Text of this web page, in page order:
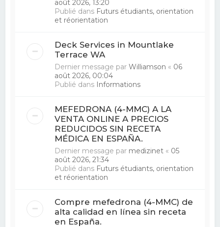
août 2026, 13:20
Publié dans Futurs étudiants, orientation
et réorientation
Deck Services in Mountlake
Terrace WA
Dernier message parWilliamson « 06
août 2026, 00:04
Publié dans Informations
MEFEDRONA (4-MMC) A LA
VENTA ONLINE A PRECIOS
REDUCIDOS SIN RECETA
MÉDICA EN ESPAÑA.
Dernier message par medizinet « 05
août 2026, 21:34
Publié dans Futurs étudiants, orientation
et réorientation
Compre mefedrona (4-MMC) de
alta calidad en línea sin receta
en España.